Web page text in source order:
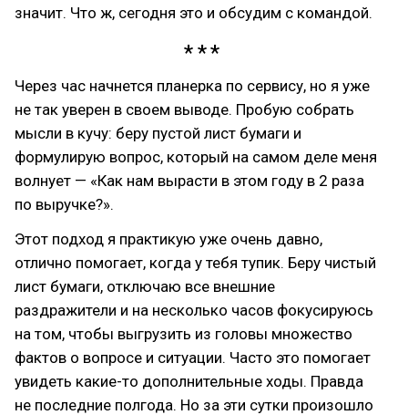
значит. Что ж, сегодня это и обсудим с командой.
Через час начнется планерка по сервису, но я уже
не так уверен в своем выводе. Пробую собрать
мысли в кучу: беру пустой лист бумаги и
формулирую вопрос, который на самом деле меня
волнует — «Как нам вырасти в этом году в 2 раза
по выручке?».
Этот подход я практикую уже очень давно,
отлично помогает, когда у тебя тупик. Беру чистый
лист бумаги, отключаю все внешние
раздражители и на несколько часов фокусируюсь
на том, чтобы выгрузить из головы множество
фактов о вопросе и ситуации. Часто это помогает
увидеть какие-то дополнительные ходы. Правда
не последние полгода. Но за эти сутки произошло